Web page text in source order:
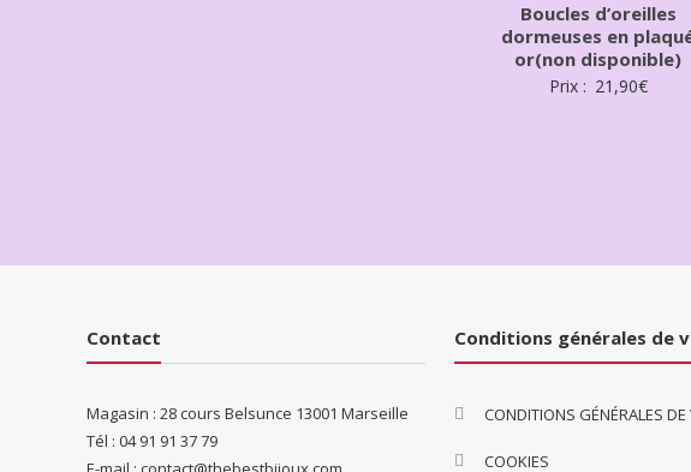
Boucles d’oreilles
dormeuses en
or(non disponible)
Prix : 21,90€
Contact
Magasin : 28 cours Belsunce 13001 Marseille
Tél : 04 91 91 37 79
Conditions générales de
CONDITIONS GÉNÉRALES DE
COOKIES